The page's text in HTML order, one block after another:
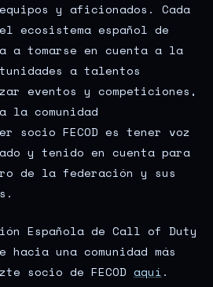
y aficionados. Cada
ecosistema español de
a tomarse en cuenta a la
a talentos
eventos y competiciones,
comunidad
socio FECOD es tener voz
y tenido en cuenta para
de la federación y sus
Española de Call of Duty
hacia una comunidad más
socio de FECOD aquí.